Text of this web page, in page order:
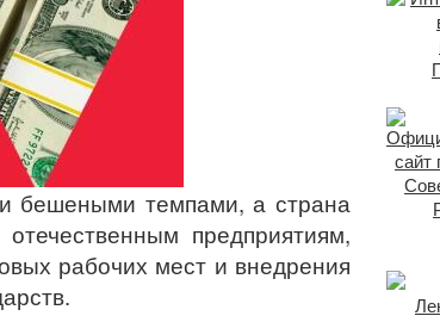
бешеными темпами, а страна
предприятиям,
рабочих мест и внедрения